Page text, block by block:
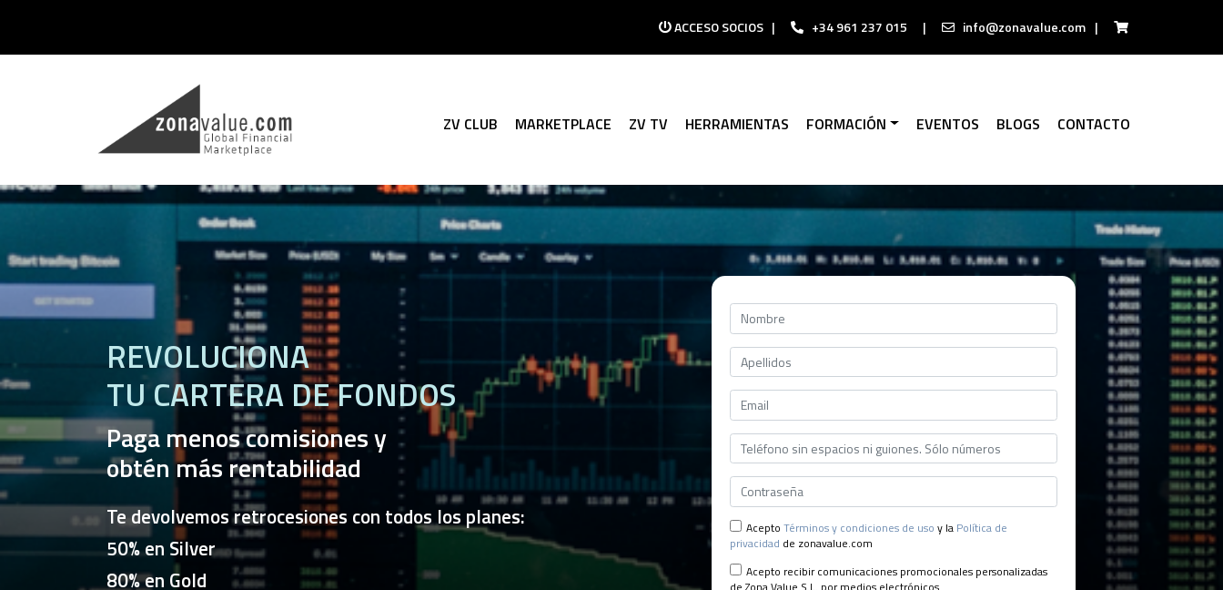
ACCESO SOCIOS | +34 961 237 015 | info@zonavalue.com |
ZV CLUB MARKETPLACE ZV TV HERRAMIENTAS FORMACIÓN EVENTOS BLOGS CONTACTO
REVOLUCIONA
TU CARTERA DE FONDOS
Paga menos comisiones y
obtén más rentabilidad
Te devolvemos retrocesiones con todos los planes:
50% en Silver
80% en Gold
Acepto Términos y condiciones de uso y la Política de
privacidad de zonavalue.com
Acepto recibir comunicaciones promocionales personalizadas
de Zona Value S.L. por medios electrónicos